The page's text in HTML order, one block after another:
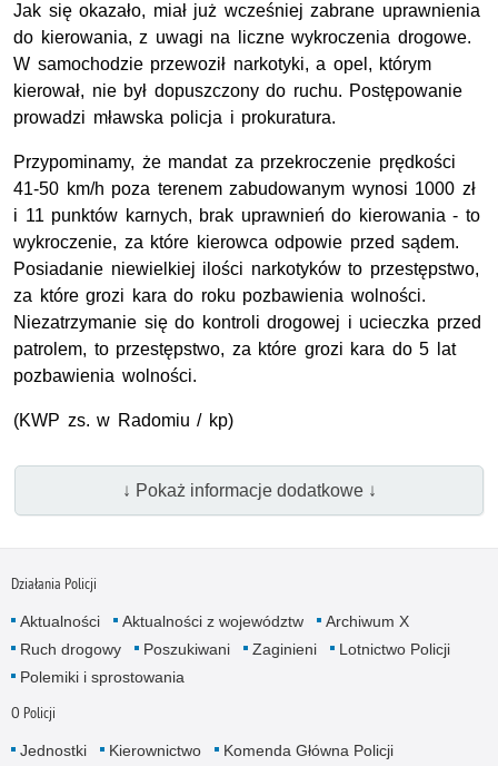
Jak się okazało, miał już wcześniej zabrane uprawnienia
do kierowania, z uwagi na liczne wykroczenia drogowe.
W samochodzie przewoził narkotyki, a opel, którym
kierował, nie był dopuszczony do ruchu. Postępowanie
prowadzi mławska policja i prokuratura.
Przypominamy, że mandat za przekroczenie prędkości
41-50 km/h poza terenem zabudowanym wynosi 1000 zł
i 11 punktów karnych, brak uprawnień do kierowania - to
wykroczenie, za które kierowca odpowie przed sądem.
Posiadanie niewielkiej ilości narkotyków to przestępstwo,
za które grozi kara do roku pozbawienia wolności.
Niezatrzymanie się do kontroli drogowej i ucieczka przed
patrolem, to przestępstwo, za które grozi kara do 5 lat
pozbawienia wolności.
(KWP zs. w Radomiu / kp)
↓ Pokaż informacje dodatkowe ↓
Działania Policji
Aktualności Aktualności z województw
Archiwum X
Ruch drogowy
Poszukiwani Zaginieni
Lotnictwo Policji
Polemiki i sprostowania
O Policji
Jednostki Kierownictwo
Komenda Główna Policji